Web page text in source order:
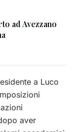
ad Avezzano
a Luco
aver